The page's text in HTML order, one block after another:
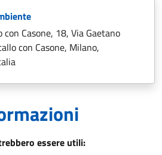
Casone, 18, Via Gaetano
con Casone, Milano,
essere utili: